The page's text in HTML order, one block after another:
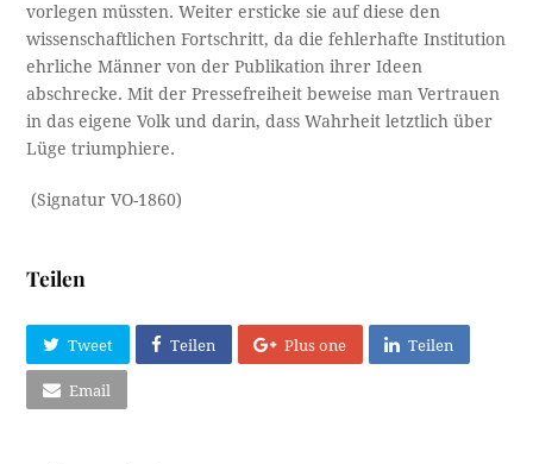
vorlegen müssten. Weiter ersticke sie auf diese den
wissenschaftlichen Fortschritt, da die fehlerhafte Institution
ehrliche Männer von der Publikation ihrer Ideen
abschrecke. Mit der Pressefreiheit beweise man Vertrauen
in das eigene Volk und darin, dass Wahrheit letztlich über
Lüge triumphiere.
(Signatur VO-1860)
Teilen
Tweet Teilen Plus one Teilen
Email